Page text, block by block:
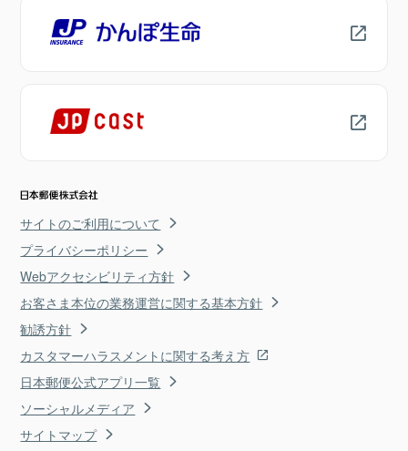
サイトのご利用について
プライバシーポリシー
Webアクセシビリティ方針
お客さま本位の業務運営に関する基本方針
勧誘方針
カスタマーハラスメントに関する考え方
日本郵便公式アプリ一覧
ソーシャルメディア
サイトマップ